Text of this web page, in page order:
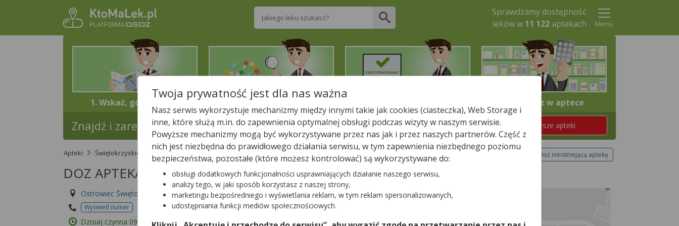
Wpisz nazwę leku
Sprawdzamy dostępność
leków w 11 122aptekach Menu
1. Wskaż, gdzie jesteś 2. Znajdź potrzebny lek 4. Odbierz w aptece
Znajdź i zarezerwuj lek w najbliższej aptece! Znajdź teraz najbliższe apteki
Apteki Świętokrzyskie Ostrowiec Świętokrzyski DOZ APTEKA DBAM O ZDROWIE Zgłoś nieistniejącą aptekę
DOZ APTEKA DBAM O ZDROWIE
Ostrowiec Świętokrzyski, Mickiewicza 30
Wyświetl numer
Id apteki: 870 950
Dzisiaj czynna 09:00 – 20:00
−
Twoja prywatność jest dla nas ważna
Nasz serwis wykorzystuje mechanizmy między innymi takie jak cookies (ciasteczka), Web Storage i
inne, które służą m.in. do zapewnienia optymalnej obsługi podczas wizyty w naszym serwisie.
Powyższe mechanizmy mogą być wykorzystywane przez nas jak i przez naszych partnerów. Część z
nich jest niezbędna do prawidłowego działania serwisu, w tym zapewnienia niezbędnego poziomu
bezpieczeństwa, pozostałe (które możesz kontrolować) są wykorzystywane do:
obsługi dodatkowych funkcjonalności usprawniających działanie naszego serwisu,
analizy tego, w jaki sposób korzystasz z naszej strony,
marketingu bezpośredniego i wyświetlania reklam, w tym reklam spersonalizowanych,
udostępniania funkcji mediów społecznościowych.